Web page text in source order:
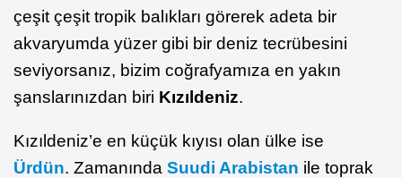
çeşit çeşit tropik balıkları görerek adeta bir
akvaryumda yüzer gibi bir deniz tecrübesini
seviyorsanız, bizim coğrafyamıza en yakın
şanslarınızdan biri Kızıldeniz.
Kızıldeniz’e en küçük kıyısı olan ülke ise
Ürdün. Zamanında Suudi Arabistan ile toprak